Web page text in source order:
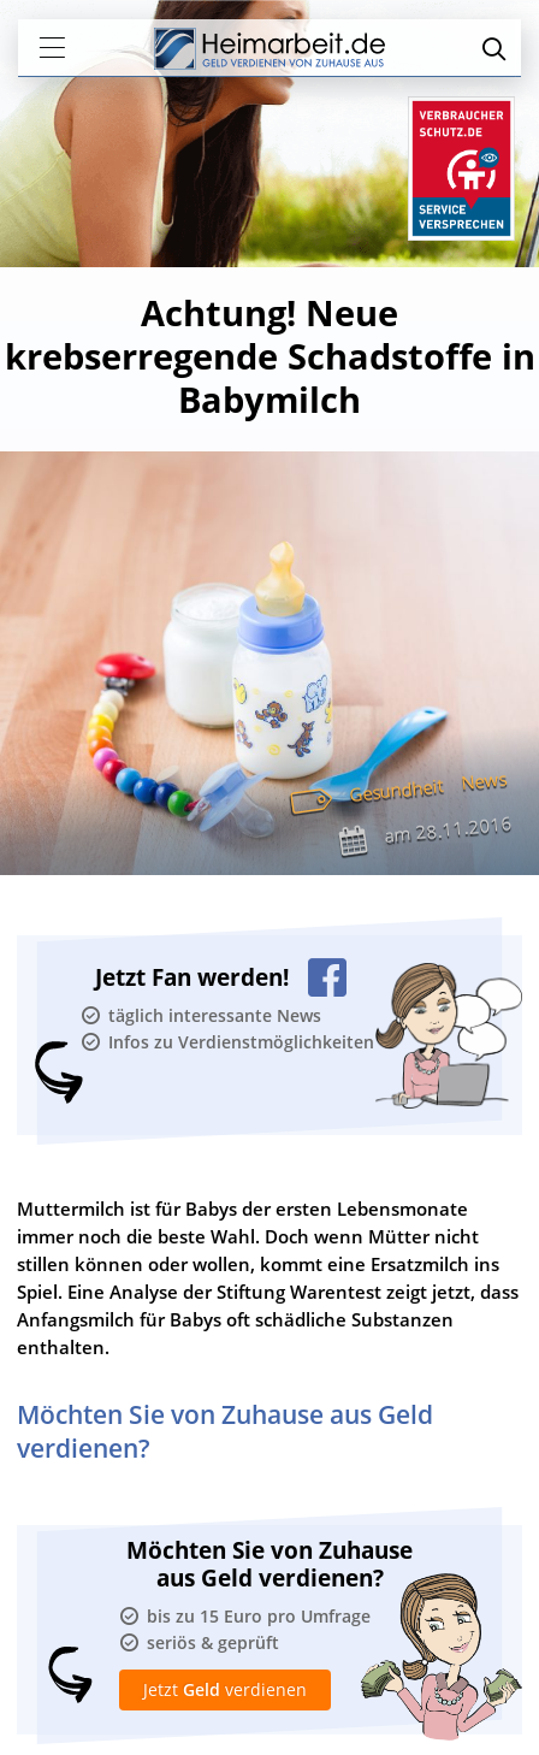
Achtung! Neue
krebserregende Schadstoffe in
Babymilch
Gesundheit News
am28.11.2016
Jetzt Fan werden!
täglich interessante News
Infos zu Verdienstmöglichkeiten
Muttermilch ist für Babys der ersten Lebensmonate
immer noch die beste Wahl. Doch wenn Mütter nicht
stillen können oder wollen, kommt eine Ersatzmilch ins
Spiel. Eine Analyse der Stiftung Warentest zeigt jetzt, dass
Anfangsmilch für Babys oft schädliche Substanzen
enthalten.
Möchten Sie von Zuhause aus Geld
verdienen?
Möchten Sie von Zuhause
aus Geld verdienen?
bis zu 15 Euro pro Umfrage
seriös & geprüft
Jetzt Geld verdienen